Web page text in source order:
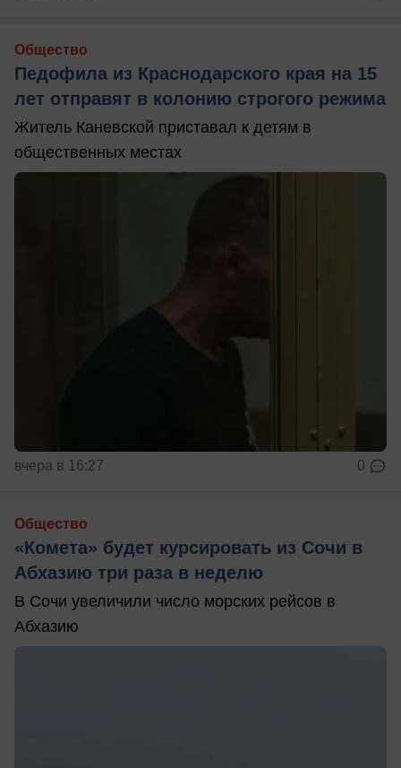
Общество
Педофила из Краснодарского края на 15
лет отправят в колонию строгого режима
Житель Каневской приставал к детям в
общественных местах
вчера в 16:27 0
Общество
«Комета» будет курсировать из Сочи в
Абхазию три раза в неделю
В Сочи увеличили число морских рейсов в
Абхазию